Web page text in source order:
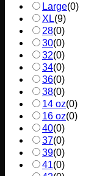
Large(0)
XL(9)
28(0)
30(0)
32(0)
34(0)
36(0)
38(0)
14 oz(0)
16 oz(0)
40(0)
37(0)
39(0)
41(0)